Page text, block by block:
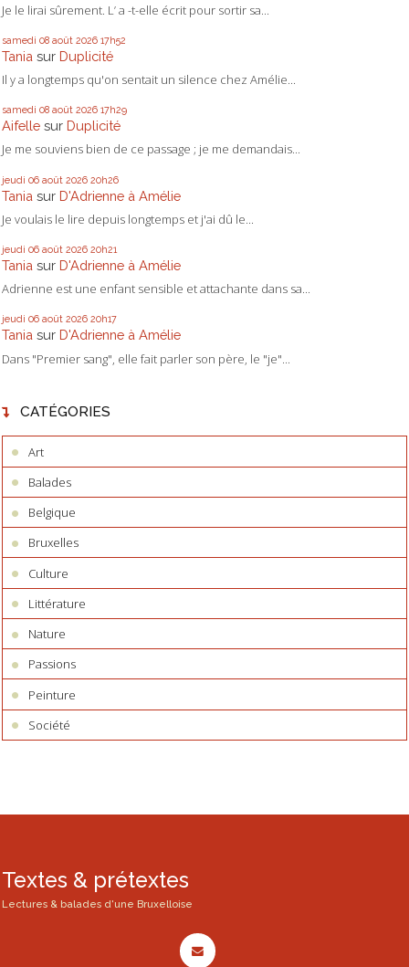
Je le lirai sûrement. L’ a -t-elle écrit pour sortir sa...
samedi 08 août 2026 17h52
Tania sur Duplicité
Il y a longtemps qu'on sentait un silence chez Amélie...
samedi 08 août 2026 17h29
Aifelle sur Duplicité
Je me souviens bien de ce passage ; je me demandais...
jeudi 06 août 2026 20h26
Tania sur D'Adrienne à Amélie
Je voulais le lire depuis longtemps et j'ai dû le...
jeudi 06 août 2026 20h21
Tania sur D'Adrienne à Amélie
Adrienne est une enfant sensible et attachante dans sa...
jeudi 06 août 2026 20h17
Tania sur D'Adrienne à Amélie
Dans "Premier sang", elle fait parler son père, le "je"...
CATÉGORIES
Art
Balades
Belgique
Bruxelles
Culture
Littérature
Nature
Passions
Peinture
Société
Textes & prétextes
Lectures & balades d'une Bruxelloise